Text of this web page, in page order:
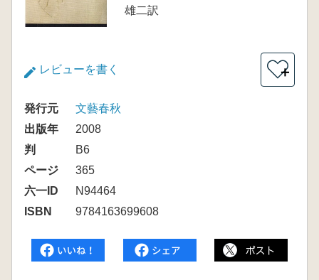
雄二訳
レビューを書く ＋
発行元
文藝春秋
出版年
2008
判
B6
ページ
365
六一ID
N94464
ISBN
9784163699608